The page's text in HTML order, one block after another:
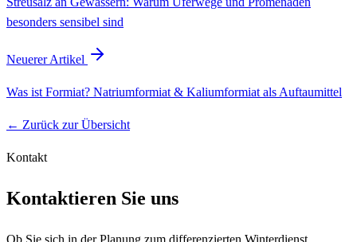
besonders sensibel sind
Neuerer Artikel
Was ist Formiat? Natriumformiat & Kaliumformiat als Auftaumittel
← Zurück zur Übersicht
Kontakt
Kontaktieren Sie uns
Ob Sie sich in der Planung zum differenzierten Winterdienst